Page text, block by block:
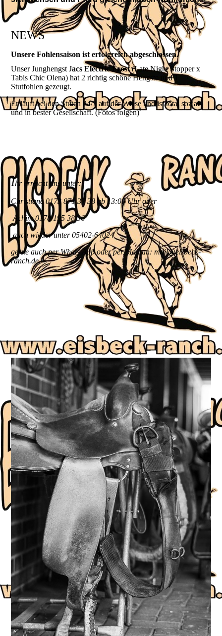
NEWS
Unsere Fohlensaison ist erfolgreich abgeschlossen.
Unser Junghengst Jacs Electric Frost(Late Night Stopper x
Tabis Chic Olena) hat 2 richtig schöne Hengste und 1
Stutfohlen gezeugt.
Er läuft bei den Stuten 24/7 auf der Wiese und ist total sozial
und in bester Gesellschaft. (Fotos folgen)
Ihr erreicht uns unter:
Christiane 0173 871 37 38 ab 13:00 Uhr oder
Achim 0178 195 38 36
auch wieder unter 05402-64024
gerne auch per Whats App oder per Mail an: mail@eisbeck-
ranch.de